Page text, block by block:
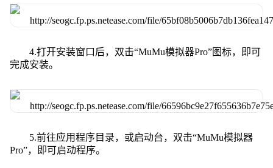
4.打开安装窗口后，双击“MuMu模拟器Pro”图标，即可
完成安装。
5.前往应用程序目录，或启动台，双击“MuMu模拟器
Pro”，即可启动程序。